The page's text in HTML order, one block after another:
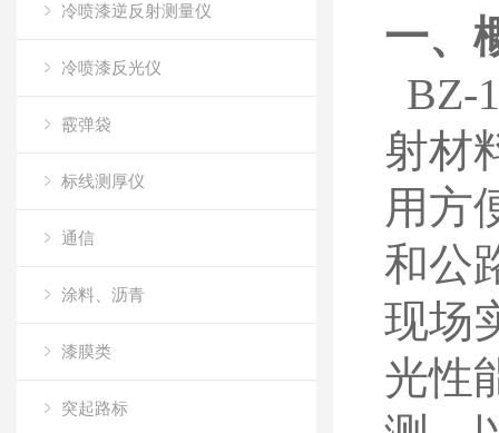
冷喷漆逆反射测量仪
冷喷漆反光仪
霰弹袋
标线测厚仪
通信
涂料、沥青
漆膜类
突起路标
一、
BZ-
射材
用方
和公
现场
光性